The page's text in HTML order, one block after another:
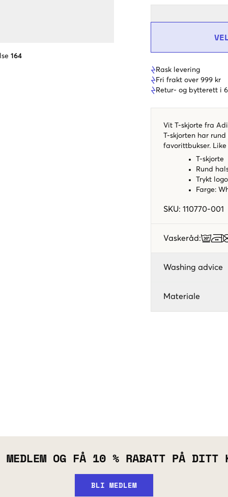
164
Rask levering
Fri frakt over 999 kr
Retur- og bytterett i
Vit T-skjorte fra
T-skjorten har
favorittbukser.
T-skjorte
Rund
Trykt logo
Farge:
SKU: 110770-001
Vaskeråd:
Washing advice
Materiale
OG FÅ 10 % RABATT PÅ DITT
BLI MEDLEM